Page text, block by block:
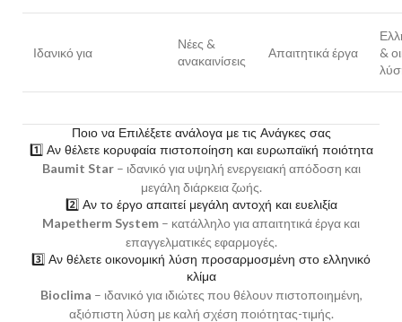
Ιδανικό για
Νέες &
ανακαινίσεις
Απαιτητικά έργα
&
Ποιο να Επιλέξετε ανάλογα με τις Ανάγκες σας
1️⃣ Αν θέλετε κορυφαία πιστοποίηση και ευρωπαϊκή ποιότητα
Baumit Star– ιδανικό για υψηλή ενεργειακή απόδοση και
μεγάλη διάρκεια ζωής.
2️⃣ Αν το έργο απαιτεί μεγάλη αντοχή και ευελιξία
Mapetherm System – κατάλληλο για απαιτητικά έργα και
επαγγελματικές εφαρμογές.
3️⃣ Αν θέλετε οικονομική λύση προσαρμοσμένη στο ελληνικό
κλίμα
Bioclima – ιδανικό για ιδιώτες που θέλουν πιστοποιημένη,
αξιόπιστη λύση με καλή σχέση ποιότητας-τιμής.